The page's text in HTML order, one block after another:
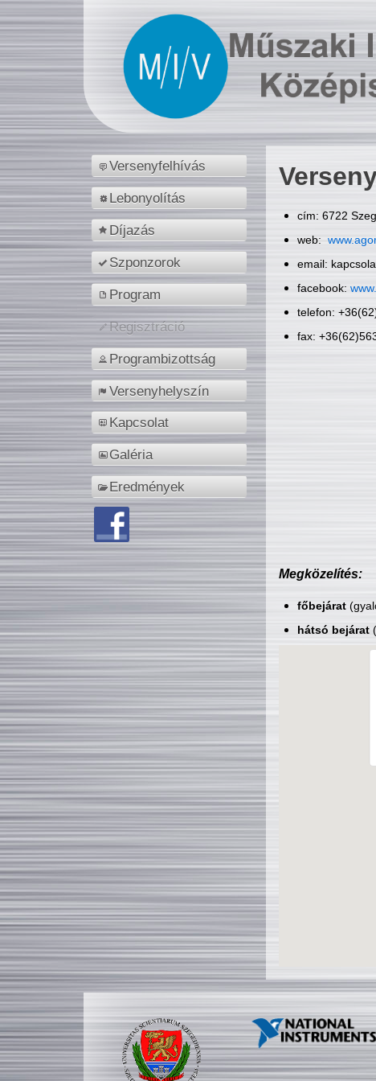
Versenyfelhívás
Lebonyolítás
Díjazás
Szponzorok
Program
Regisztráció
Programbizottság
Versenyhelyszín
Kapcsolat
Galéria
Eredmények
cím: 6722
web:
email:
facebook:
telefon:
fax:
Megközelítés:
főbejárat
hátsó bejárat